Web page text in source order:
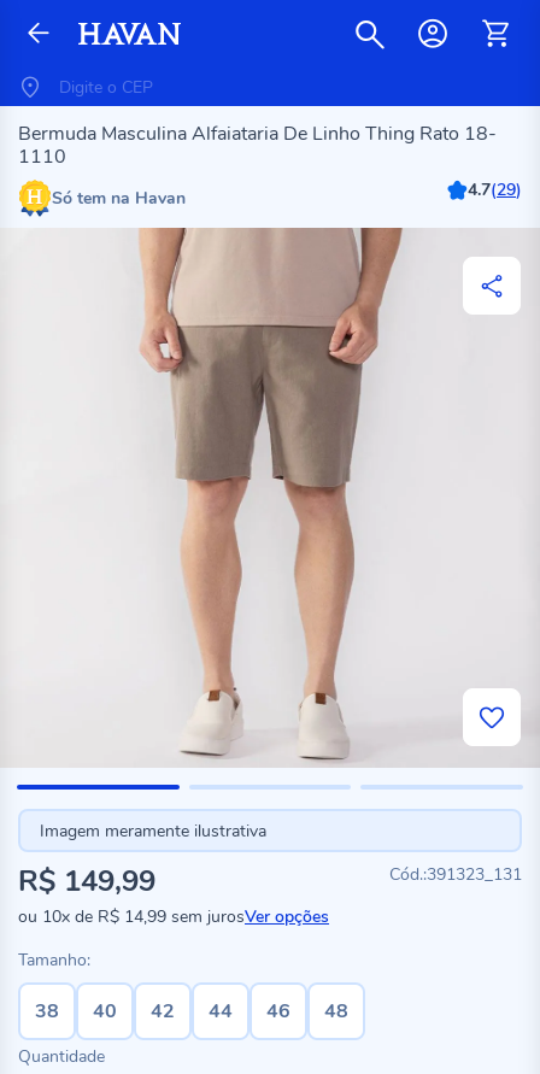
Bermuda Masculina Alfaiataria De Linho Thing Rato 18-
1110
Só tem na Havan 4.7(29)
Imagem meramente ilustrativa
391323_131
R$ 149,99
ou 10x de R$ 14,99 sem jurosVer opções
Tamanho:
38 40 42 44 46 48
Quantidade